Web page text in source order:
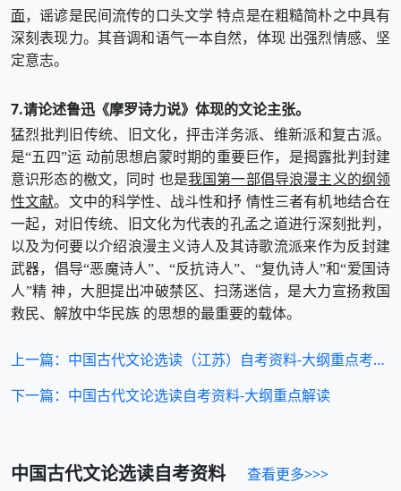
面，谣谚是民间流传的口头文学 特点是在粗糙简朴之中具有
深刻表现力。其音调和语气一本自然，体现 出强烈情感、坚
定意志。
7.请论述鲁迅《摩罗诗力说》体现的文论主张。
猛烈批判旧传统、旧文化，抨击洋务派、维新派和复古派。
是“五四”运 动前思想启蒙时期的重要巨作，是揭露批判封建
意识形态的檄文，同时 也是我国第一部倡导浪漫主义的纲领
性文献。文中的科学性、战斗性和抒 情性三者有机地结合在
一起，对旧传统、旧文化为代表的孔孟之道进行深刻批判，
以及为何要以介绍浪漫主义诗人及其诗歌流派来作为反封建
武器，倡导“恶魔诗人”、“反抗诗人”、“复仇诗人”和“爱国诗
人”精 神，大胆提出冲破禁区、扫荡迷信，是大力宣扬救国
救民、解放中华民族 的思想的最重要的载体。
上一篇：中国古代文论选读（江苏）自考资料-大纲重点考前冲刺4
下一篇：中国古代文论选读自考资料-大纲重点解读
中国古代文论选读自考资料
查看更多>>>